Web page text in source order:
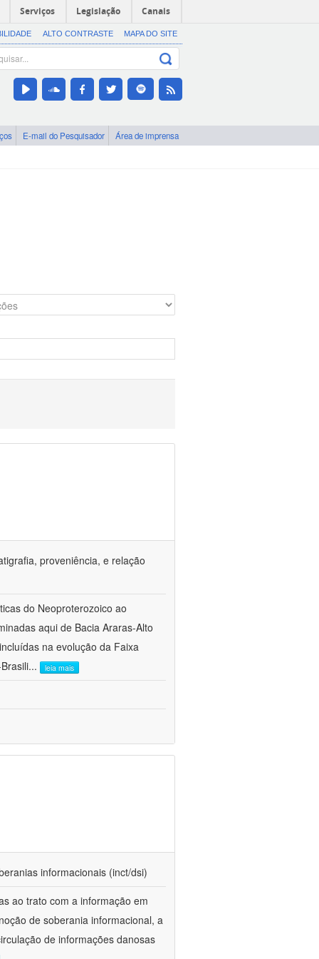
Serviços Legislação Canais
ALTO CONTRASTE MAPA DO SITE
E-mail do Pesquisador Área de imprensa
proveniência, e relação
do Neoproterozoico ao
aqui de Bacia Araras-Alto
na evolução da Faixa
... leia mais
informacionais (inct/dsi)
ao trato com a informação em
de soberania informacional, a
de informações danosas